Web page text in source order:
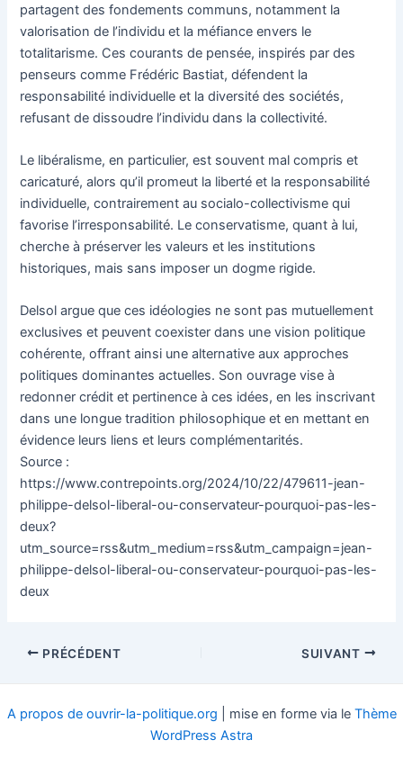
partagent des fondements communs, notamment la
valorisation de l’individu et la méfiance envers le
totalitarisme. Ces courants de pensée, inspirés par des
penseurs comme Frédéric Bastiat, défendent la
responsabilité individuelle et la diversité des sociétés,
refusant de dissoudre l’individu dans la collectivité.
Le libéralisme, en particulier, est souvent mal compris et
caricaturé, alors qu’il promeut la liberté et la responsabilité
individuelle, contrairement au socialo-collectivisme qui
favorise l’irresponsabilité. Le conservatisme, quant à lui,
cherche à préserver les valeurs et les institutions
historiques, mais sans imposer un dogme rigide.
Delsol argue que ces idéologies ne sont pas mutuellement
exclusives et peuvent coexister dans une vision politique
cohérente, offrant ainsi une alternative aux approches
politiques dominantes actuelles. Son ouvrage vise à
redonner crédit et pertinence à ces idées, en les inscrivant
dans une longue tradition philosophique et en mettant en
évidence leurs liens et leurs complémentarités.
Source :
https://www.contrepoints.org/2024/10/22/479611-jean-
philippe-delsol-liberal-ou-conservateur-pourquoi-pas-les-
deux?
utm_source=rss&utm_medium=rss&utm_campaign=jean-
philippe-delsol-liberal-ou-conservateur-pourquoi-pas-les-
deux
NavigationPRÉCÉDENT SUIVANT
A propos de ouvrir-la-politique.org | mise en forme via le Thème
WordPress Astra